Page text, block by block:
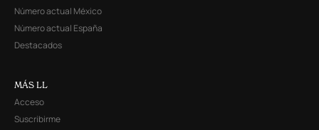
Número actual México
Número actual España
Destacados
MÁS LL
Acceso
Suscribirme